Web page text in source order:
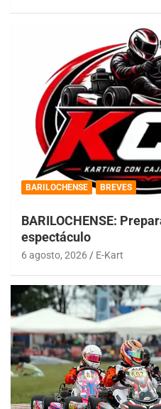
BARILOCHENSE BREVES
BARILOCHENSE:
espectáculo
6 agosto, 2026 E-Kart